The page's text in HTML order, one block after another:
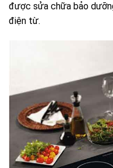
được sửa chữa bảo
điện từ.